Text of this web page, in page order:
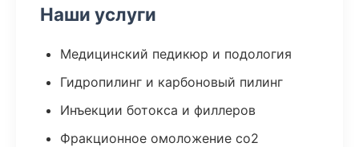
Наши услуги
Медицинский педикюр и подология
Гидропилинг и карбоновый пилинг
Инъекции ботокса и филлеров
Фракционное омоложение co2